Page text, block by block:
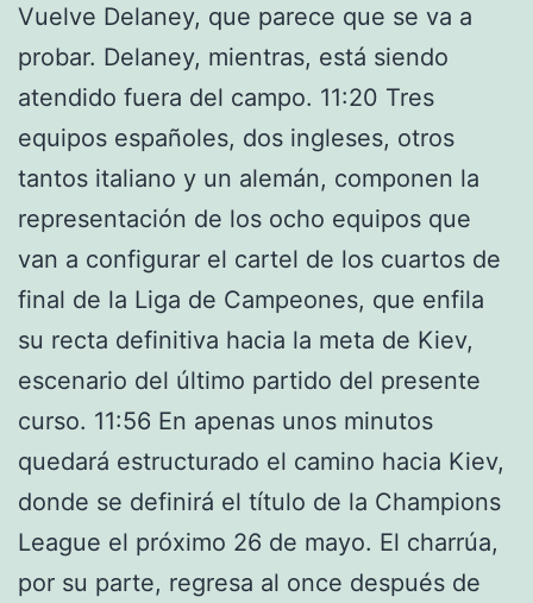
Vuelve Delaney, que parece que se va a
probar. Delaney, mientras, está siendo
atendido fuera del campo. 11:20 Tres
equipos españoles, dos ingleses, otros
tantos italiano y un alemán, componen la
representación de los ocho equipos que
van a configurar el cartel de los cuartos de
final de la Liga de Campeones, que enfila
su recta definitiva hacia la meta de Kiev,
escenario del último partido del presente
curso. 11:56 En apenas unos minutos
quedará estructurado el camino hacia Kiev,
donde se definirá el título de la Champions
League el próximo 26 de mayo. El charrúa,
por su parte, regresa al once después de